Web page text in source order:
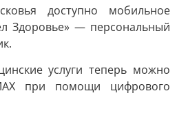
доступно мобильное
Здоровье» — персональный
услуги теперь можно
при помощи цифрового